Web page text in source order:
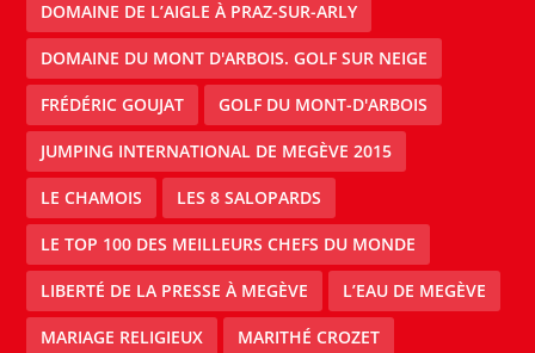
DOMAINE DE L’AIGLE À PRAZ-SUR-ARLY
DOMAINE DU MONT D'ARBOIS. GOLF SUR NEIGE
FRÉDÉRIC GOUJAT GOLF DU MONT-D'ARBOIS
JUMPING INTERNATIONAL DE MEGÈVE 2015
LE CHAMOIS LES 8 SALOPARDS
LE TOP 100 DES MEILLEURS CHEFS DU MONDE
LIBERTÉ DE LA PRESSE À MEGÈVE L’EAU DE MEGÈVE
MARIAGE RELIGIEUX MARITHÉ CROZET